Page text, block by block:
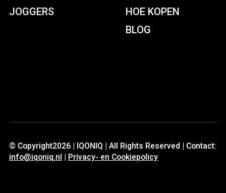
JOGGERS
HOE KOPEN
BLOG
© Copyright2026 | IQONIQ | All Rights Reserved | Contact:
info@iqoniq.nl
Privacy- en Cookiepolicy